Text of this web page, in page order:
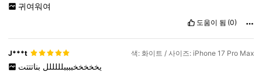
귀여워여
도움이 됨 (0)
J***t 색: 화이트 / 사이즈: iPhone 17 Pro Max
يخخخخخببببلللللل بناتتتت